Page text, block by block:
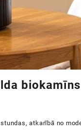
atkarībā no